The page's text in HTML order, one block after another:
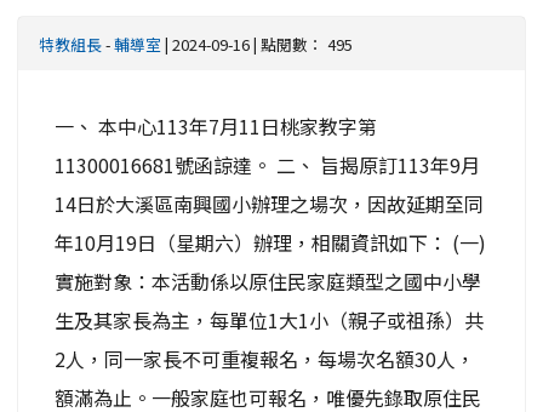
特教組長-輔導室 | 2024-09-16 | 點閱數： 495
一、 本中心113年7月11日桃家教字第
11300016681號函諒達。 二、 旨揭原訂113年9月
14日於大溪區南興國小辦理之場次，因故延期至同
年10月19日（星期六）辦理，相關資訊如下： (一)
實施對象：本活動係以原住民家庭類型之國中小學
生及其家長為主，每單位1大1小（親子或祖孫）共
2人，同一家長不可重複報名，每場次名額30人，
額滿為止。一般家庭也可報名，唯優先錄取原住民